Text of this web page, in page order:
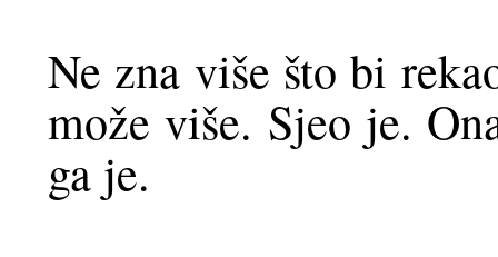
Ne zna više što bi
može više. Sjeo je.
ga je.